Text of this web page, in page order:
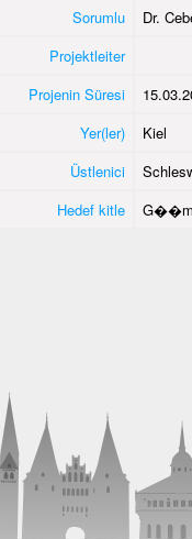
Sorumlu
Dr.
Projektleiter
Projenin Süresi
Yer(ler)
Kiel
Üstlenici
Hedef kitle